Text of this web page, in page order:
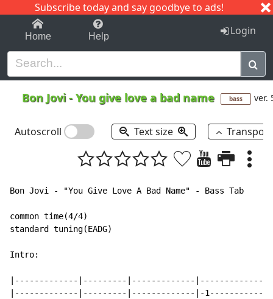
Subscribe today and say goodbye to ads!
1-9 C I J
Home Help Login
Bon Jovi-You give love a bad name bass ver.
Autoscroll Text size
Bon Jovi - "You Give Love A Bad Name" - Bass Tab
common time(4/4)
standard tuning(EADG)
Intro:
|-------------|---------|-------------|-------------|
|-------------|---------|-------------|-1-----------|